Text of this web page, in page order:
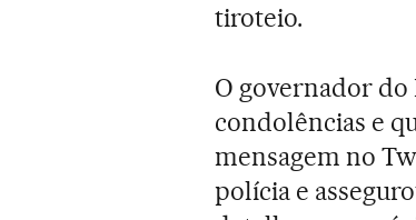
tiroteio.
O governador do
condolências e
mensagem no
polícia e